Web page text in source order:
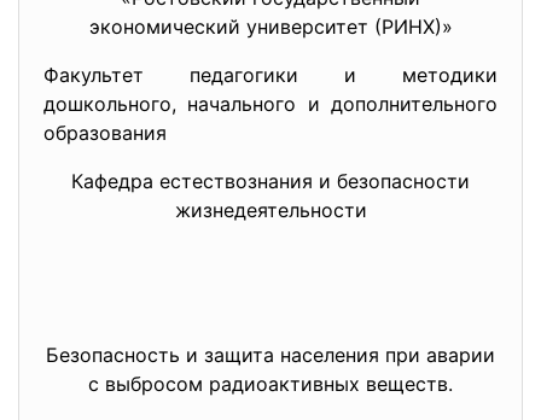
экономический университет (РИНХ)»
Факультет педагогики и методики
дошкольного, начального и дополнительного
образования
Кафедра естествознания и безопасности
жизнедеятельности
Безопасность и защита населения при аварии
с выбросом радиоактивных веществ.